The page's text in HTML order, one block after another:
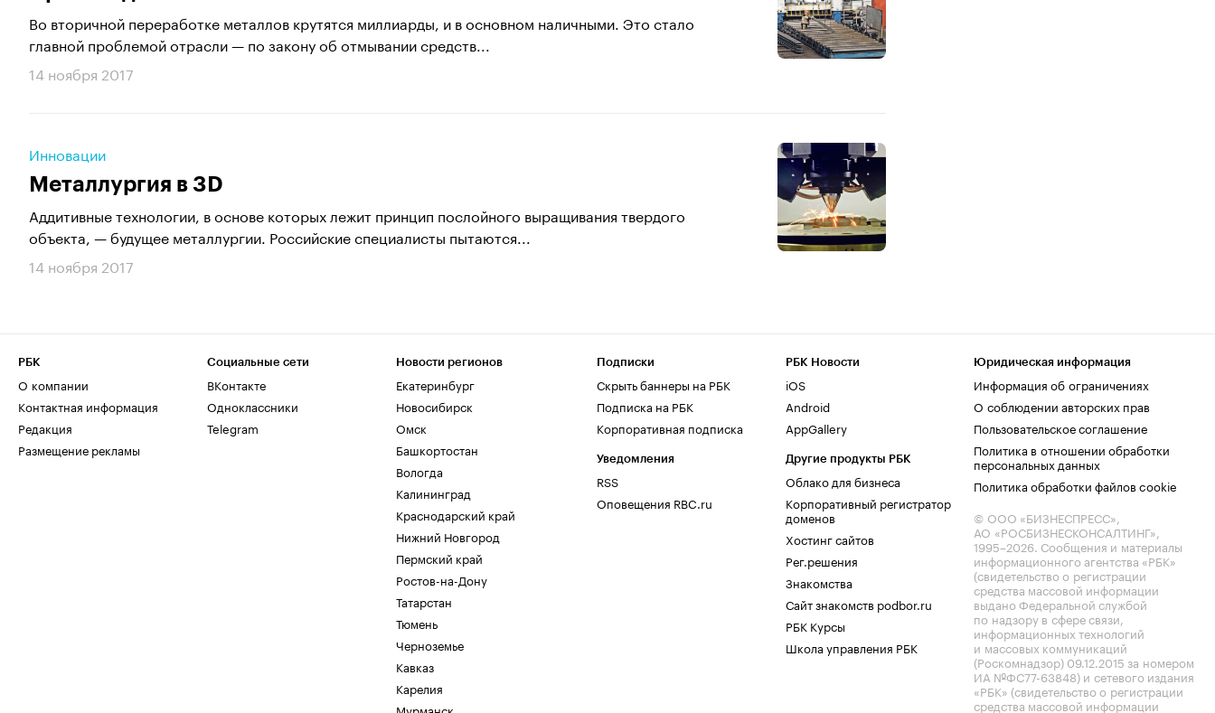
Во вторичной переработке металлов крутятся миллиарды, и в основном наличными. Это стало
главной проблемой отрасли — по закону об отмывании средств...
14 ноября 2017
Инновации
Металлургия в 3D
Аддитивные технологии, в основе которых лежит принцип послойного выращивания твердого
объекта, — будущее металлургии. Российские специалисты пытаются...
14 ноября 2017
РБК
О компании
Контактная информация
Редакция
Размещение рекламы
Социальные сети
ВКонтакте
Одноклассники
Telegram
Новости регионов
Екатеринбург
Новосибирск
Омск
Башкортостан
Вологда
Калининград
Краснодарский край
Нижний Новгород
Пермский край
Ростов-на-Дону
Татарстан
Тюмень
Черноземье
Кавказ
Карелия
Мурманск
Подписки
Скрыть баннеры на РБК
Подписка на РБК
Корпоративная подписка
Уведомления
RSS
Оповещения RBC.ru
РБК Новости
iOS
Android
AppGallery
Другие продукты РБК
Облако для бизнеса
Корпоративный регистратор
доменов
Хостинг сайтов
Рег.решения
Знакомства
Сайт знакомств podbor.ru
РБК Курсы
Школа управления РБК
Юридическая информация
Информация об ограничениях
О соблюдении авторских прав
Пользовательское соглашение
Политика в отношении обработки
персональных данных
Политика обработки файлов cookie
© ООО «БИЗНЕСПРЕСС»,
АО «РОСБИЗНЕСКОНСАЛТИНГ»,
1995–2026. Сообщения и материалы
информационного агентства «РБК»
(свидетельство о регистрации
средства массовой информации
выдано Федеральной службой
по надзору в сфере связи,
информационных технологий
и массовых коммуникаций
(Роскомнадзор) 09.12.2015 за номером
ИА №ФС77-63848) и сетевого издания
«РБК» (свидетельство о регистрации
средства массовой информации